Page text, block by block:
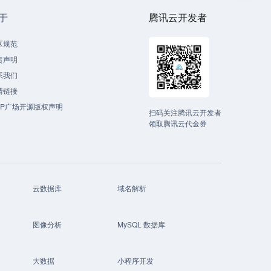
规范
声明
我们
链接
广场开源版权声明
腾讯云开发者
扫码关注腾讯云开发者
领取腾讯云代金券
云数据库 域名解析
图像分析 MySQL 数据库
大数据 小程序开发